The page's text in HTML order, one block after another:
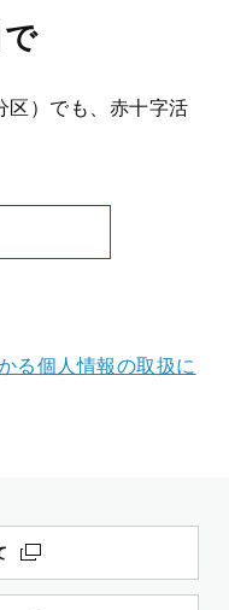
区）でも、赤十字活
る個人情報の取扱に